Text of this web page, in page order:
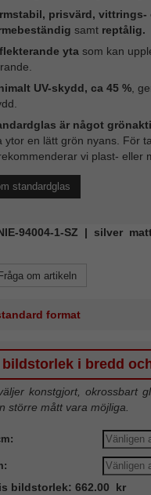
prisvärd, vittrings-
samt reptålig.
yta som kan
UV-skydd, ca 45 %,
är något
ytor en lätt grön nyans. För
vi plast- eller
standardglas
94004-1-SZ | silver
Fråga om artikeln
format
bildstorlek i bredd
konstgjort, okrossbart
större mått vara möjliga.
bildstorlek: 662.00 kr